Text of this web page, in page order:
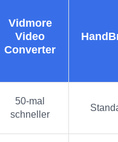
Vidmore
Video
Converter
50‑mal
schneller